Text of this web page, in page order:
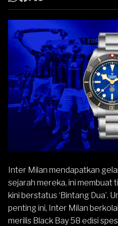
Inter Milan mendapatkan
sejarah mereka, ini membuat
kini berstatus ‘Bintang Dua’.
penting ini, Inter Milan
merilis Black Bay 58 edisi